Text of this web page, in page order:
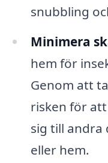
snubbling
Minimera
hem för
Genom att
risken för
sig till andra
eller hem.